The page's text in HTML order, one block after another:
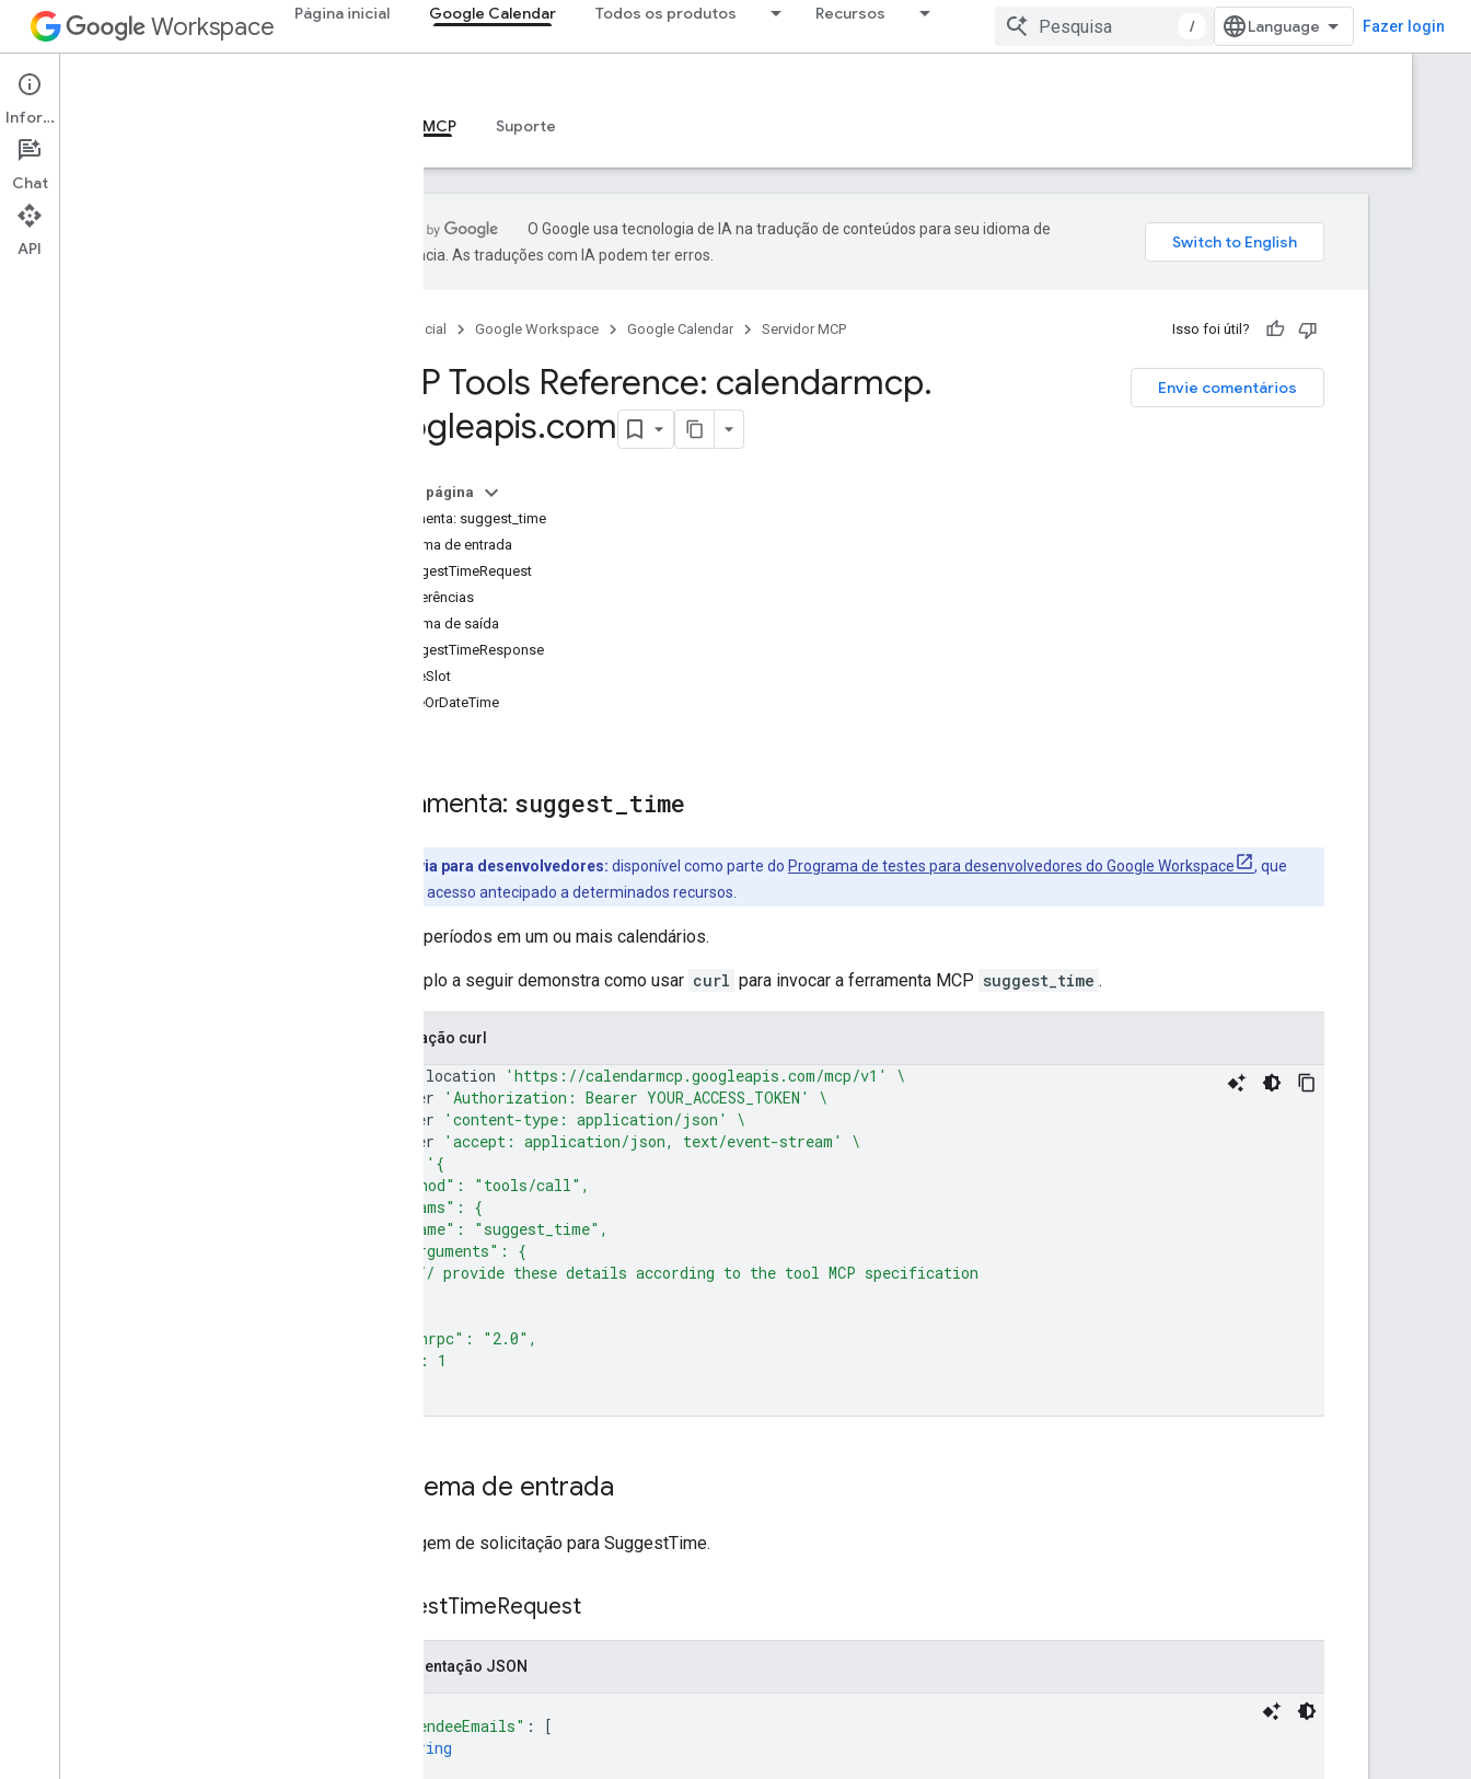
Workspace Página inicial Google Calendar Todos os produtos Recursos
/ Fazer login
Google Calendar
Visão geral Servidor MCP Suporte
O Google usa tecnologia de IA na tradução de conteúdos para seu idioma de
preferência. As traduções com IA podem ter erros.
Página inicial Google Workspace Google Calendar Servidor MCP Isso foi útil?
Envie comentários
MCP Tools Reference: calendarmcp.
googleapis.com
Nesta página
Ferramenta: suggest_time
Esquema de entrada
SuggestTimeRequest
Preferências
Esquema de saída
SuggestTimeResponse
TimeSlot
DateOrDateTime
Ferramenta: suggest time
Prévia para desenvolvedores: disponível como parte do Programa de testes para desenvolvedores do Google Workspace
, que
concede acesso antecipado a determinados recursos.
Sugere períodos em um ou mais calendários.
O exemplo a seguir demonstra como usar curl para invocar a ferramenta MCP suggest_time .
Solicitação curl
--location 'https://calendarmcp.googleapis.com/mcp/v1'
\
--header
'Authorization: Bearer YOUR_ACCESS_TOKEN'
\
--header
'content-type: application/json'
\
--header
'accept: application/json, text/event-stream'
\
'{
  "method": "tools/call",
  "params": {
    "name": "suggest_time",
    "arguments": {
      // provide these details according to the tool MCP specification
  "jsonrpc": "2.0",
  "id": 1
Esquema de entrada
Mensagem de solicitação para SuggestTime.
SuggestTimeRequest
Representação JSON
"attendeeEmails" :
[
string
Informações
Chat
API